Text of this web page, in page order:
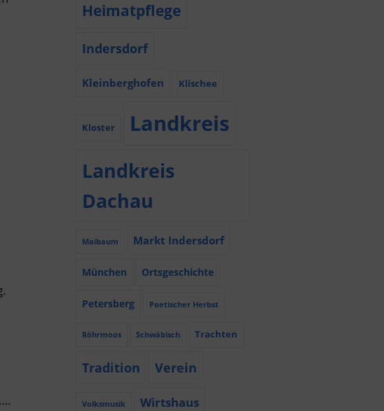
Heimatpflege
Indersdorf
Kleinberghofen Klischee
Kloster Landkreis
Landkreis
Dachau
Maibaum Markt Indersdorf
München Ortsgeschichte
Petersberg Poetischer Herbst
Röhrmoos Schwäbisch Trachten
Tradition Verein
Volksmusik Wirtshaus